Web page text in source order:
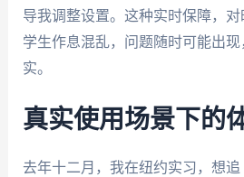
导我调整设置。这种实时保障，
学生作息混乱，问题随时可能出
实。
真实使用场景下的
去年十二月，我在纽约实习，想